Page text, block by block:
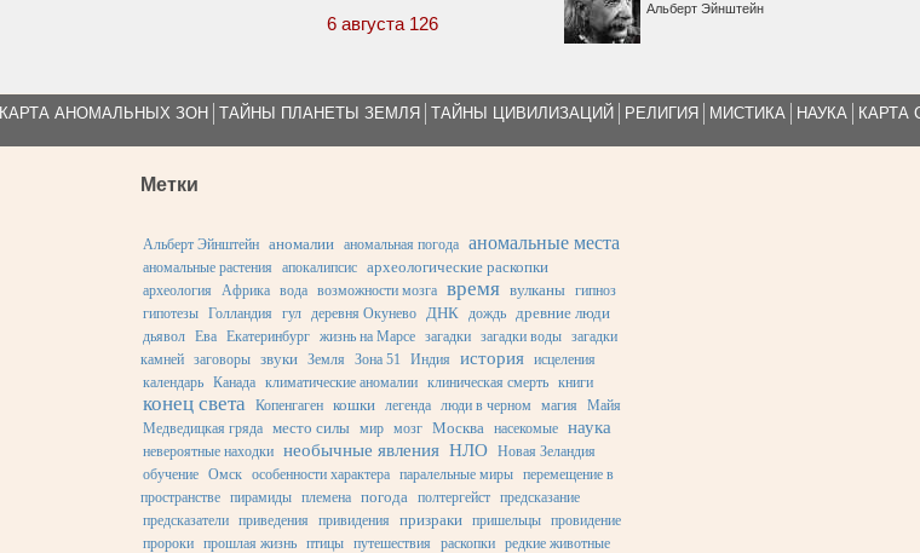
6 августа 126
Альберт Эйнштейн
КАРТА АНОМАЛЬНЫХ ЗОН ТАЙНЫ ПЛАНЕТЫ ЗЕМЛЯ ТАЙНЫ ЦИВИЛИЗАЦИЙ РЕЛИГИЯ МИСТИКА НАУКА КАРТА
Метки
Альберт Эйнштейн аномалии аномальная погода аномальные места
аномальные растения апокалипсис археологические раскопки
археология Африка вода возможности мозга время вулканы гипноз
гипотезы Голландия гул деревня Окунево ДНК дождь древние люди
дьявол Ева Екатеринбург жизнь на Марсе загадки загадки воды загадки
камней заговоры звуки Земля Зона 51 Индия история исцеления
календарь Канада климатические аномалии клиническая смерть книги
конец света Копенгаген кошки легенда люди в черном магия
Майя
Медведицкая гряда место силы мир мозг Москва насекомые наука
невероятные находки необычные явления НЛО Новая Зеландия
обучение Омск особенности характера паралельные миры перемещение в
пространстве пирамиды племена погода полтергейст предсказание
предсказатели приведения привидения призраки пришельцы провидение
пророки прошлая жизнь птицы путешествия раскопки редкие животные